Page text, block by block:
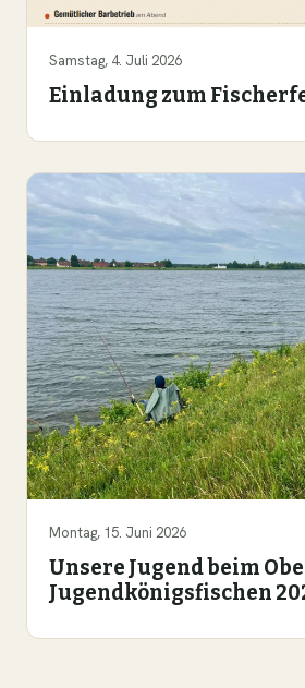
Samstag, 4. Juli 2026
Einladung zum
Montag, 15. Juni 2026
Unsere Jugend beim
Jugendkönigsfischen